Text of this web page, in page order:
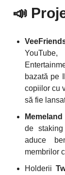
📣
bazată pe
copiilor cu
să fie
Memeland
de
aduce
membrilor
Holderii